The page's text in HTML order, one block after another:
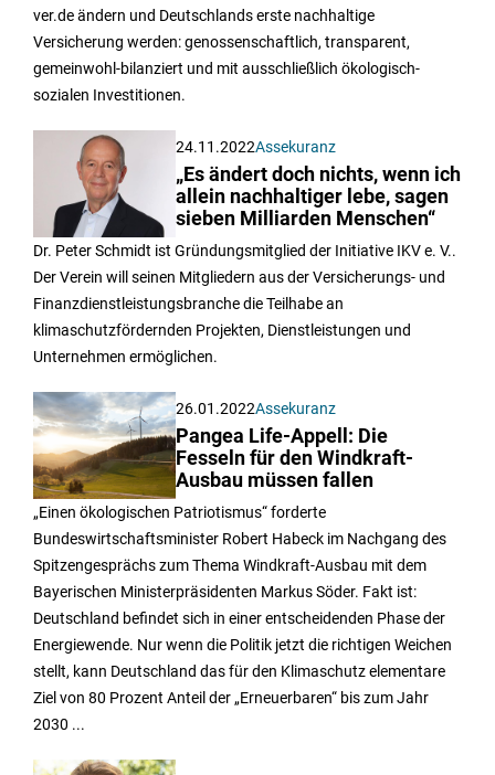
ver.de ändern und Deutschlands erste nachhaltige
Versicherung werden: genossenschaftlich, transparent,
gemeinwohl-bilanziert und mit ausschließlich ökologisch-
sozialen Investitionen.
24.11.2022Assekuranz
„Es ändert doch nichts, wenn ich
allein nachhaltiger lebe, sagen
sieben Milliarden Menschen“
Dr. Peter Schmidt ist Gründungsmitglied der Initiative IKV e. V..
Der Verein will seinen Mitgliedern aus der Versicherungs- und
Finanzdienstleistungsbranche die Teilhabe an
klimaschutzfördernden Projekten, Dienstleistungen und
Unternehmen ermöglichen.
26.01.2022Assekuranz
Pangea Life-Appell: Die
Fesseln für den Windkraft-
Ausbau müssen fallen
„Einen ökologischen Patriotismus“ forderte
Bundeswirtschaftsminister Robert Habeck im Nachgang des
Spitzengesprächs zum Thema Windkraft-Ausbau mit dem
Bayerischen Ministerpräsidenten Markus Söder. Fakt ist:
Deutschland befindet sich in einer entscheidenden Phase der
Energiewende. Nur wenn die Politik jetzt die richtigen Weichen
stellt, kann Deutschland das für den Klimaschutz elementare
Ziel von 80 Prozent Anteil der „Erneuerbaren“ bis zum Jahr
2030 ...